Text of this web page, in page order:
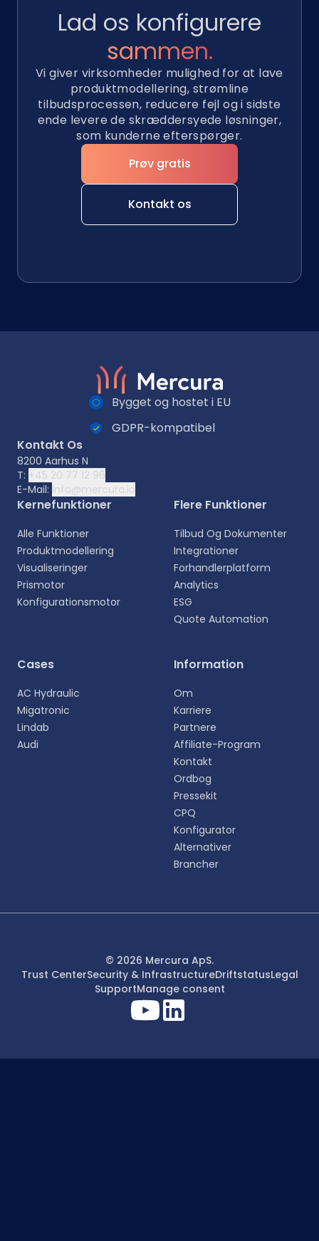
Lad os konfigurere
sammen.
Vi giver virksomheder mulighed for at lave
produktmodellering, strømline
tilbudsprocessen, reducere fejl og i sidste
ende levere de skræddersyede løsninger,
som kunderne efterspørger.
Prøv gratis
Kontakt os
Bygget og hostet i EU
GDPR-kompatibel
Kontakt Os
8200 Aarhus N
T: +45 20 77 12 96
E-Mail: info@mercura.io
Kernefunktioner
Alle Funktioner
Produktmodellering
Visualiseringer
Prismotor
Konfigurationsmotor
Flere Funktioner
Tilbud Og Dokumenter
Integrationer
Forhandlerplatform
Analytics
ESG
Quote Automation
Cases
AC Hydraulic
Migatronic
Lindab
Audi
Information
Om
Karriere
Partnere
Affiliate-Program
Kontakt
Ordbog
Pressekit
CPQ
Konfigurator
Alternativer
Brancher
© 2026 Mercura ApS.
Trust CenterSecurity & InfrastructureDriftstatusLegal
SupportManage consent